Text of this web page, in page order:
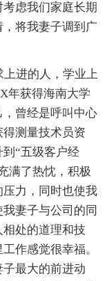
虑我们家庭长期
将我妻子调到广
进的人，学业上
年获得海南大学
曾经是呼叫中心
测量技术员资
“五级客户经
满了热忱，积极
力，同时也使我
妻子与公司的同
处的道理和技
作感觉很幸福。
最大的前进动